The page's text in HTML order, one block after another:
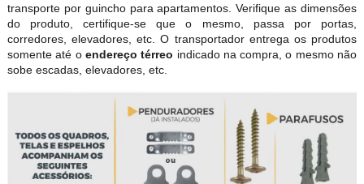
transporte por guincho para apartamentos. Verifique as dimensões
do produto, certifique-se que o mesmo, passa por portas,
corredores, elevadores, etc. O transportador entrega os produtos
somente até o endereço térreo indicado na compra, o mesmo não
sobe escadas, elevadores, etc.